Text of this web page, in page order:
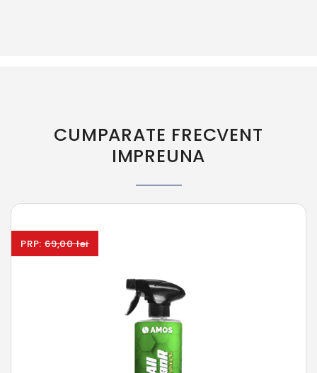
CUMPARATE FRECVENT
IMPREUNA
PRP: 69,00 lei